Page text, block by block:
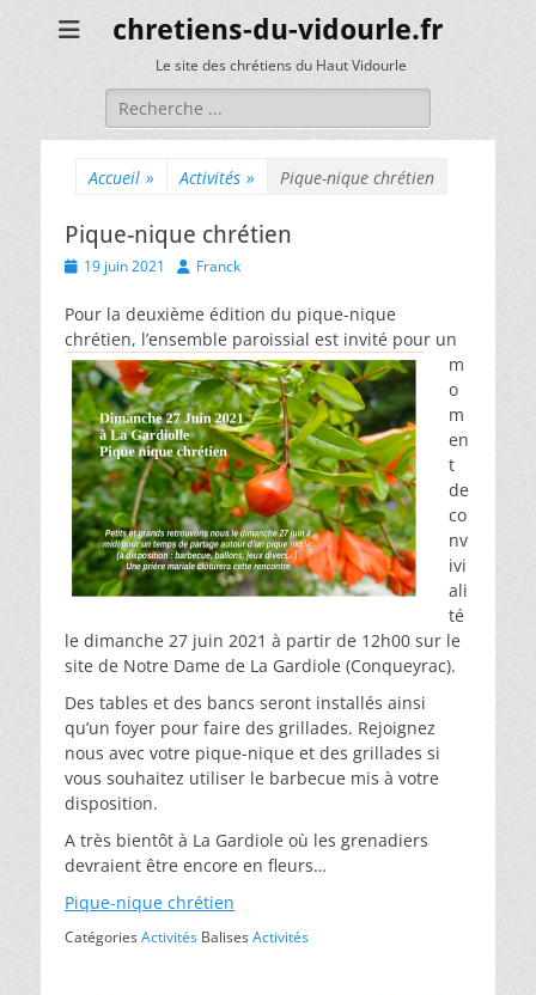
chretiens-du-vidourle.fr
Le site des chrétiens du Haut Vidourle
Rechercher :
Accueil » Activités » Pique-nique chrétien
Pique-nique chrétien
Posted19 juin 2021 AuthorFranck
Pour la deuxième édition du pique-nique
chrétien, l’ensemble paroissial est invité pour un
m
o
m
en
t
de
co
nv
ivi
ali
té
le dimanche 27 juin 2021 à partir de 12h00 sur le
site de Notre Dame de La Gardiole (Conqueyrac).
Des tables et des bancs seront installés ainsi
qu’un foyer pour faire des grillades. Rejoignez
nous avec votre pique-nique et des grillades si
vous souhaitez utiliser le barbecue mis à votre
disposition.
A très bientôt à La Gardiole où les grenadiers
devraient être encore en fleurs…
Pique-nique chrétien
CatégoriesActivités BalisesActivités